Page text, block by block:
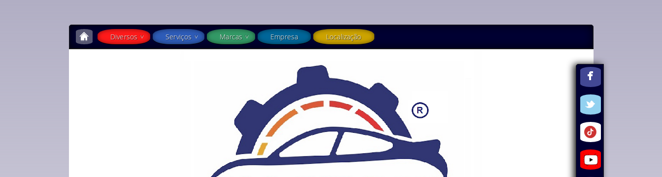
Diversos Serviços Marcas Empresa Localização